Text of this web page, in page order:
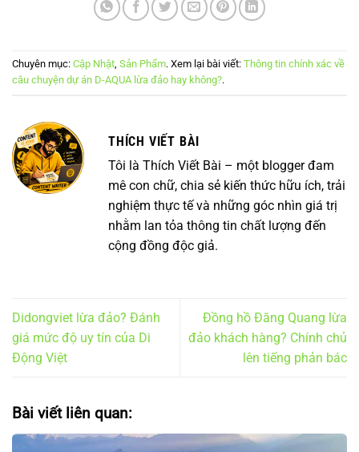
Chuyên mục: Cập Nhật, Sản Phẩm. Xem lại bài viết: Thông tin chính xác về
câu chuyện dự án D-AQUA lừa đảo hay không?.
THÍCH VIẾT BÀI
Tôi là Thích Viết Bài – một blogger đam
mê con chữ, chia sẻ kiến thức hữu ích, trải
nghiệm thực tế và những góc nhìn giá trị
nhằm lan tỏa thông tin chất lượng đến
cộng đồng độc giả.
Didongviet lừa đảo? Đánh
giá mức độ uy tín của Di
Động Việt
Đồng hồ Đăng Quang lừa
đảo khách hàng? Chính chủ
lên tiếng phản bác
Bài viết liên quan: